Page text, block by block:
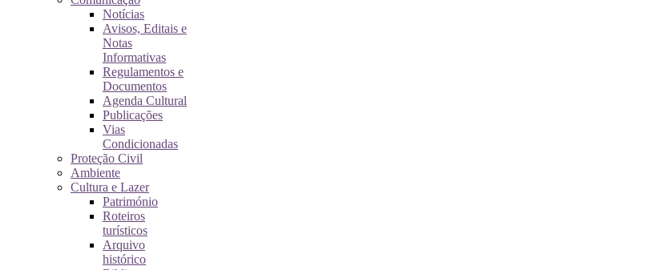
Notícias
Avisos, Editais e
Notas
Informativas
Regulamentos e
Documentos
Agenda Cultural
Publicações
Vias
Condicionadas
Proteção Civil
Ambiente
Cultura e Lazer
Património
Roteiros
turísticos
Arquivo
histórico